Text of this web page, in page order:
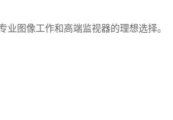
图像工作和高端监视器的理想选择。